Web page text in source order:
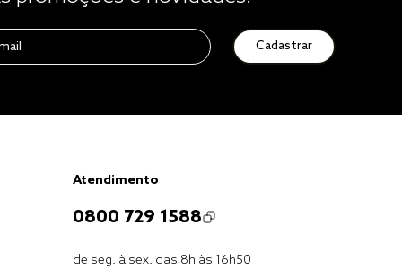
Cadastrar
Atendimento
0800 729 1588
de seg. à sex. das 8h às 16h50